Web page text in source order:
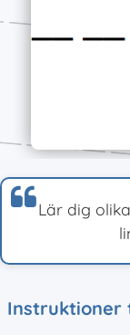
Lär dig
Instruktioner